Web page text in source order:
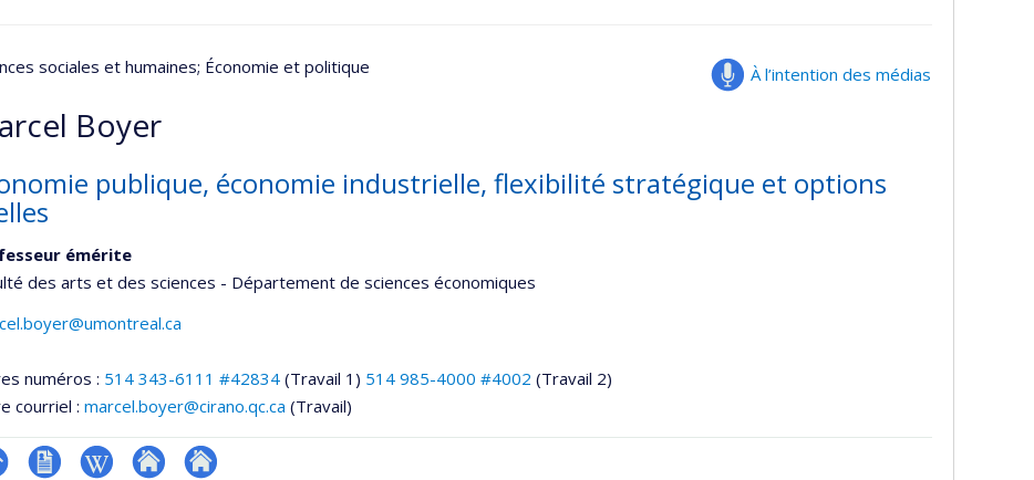
À l’intention des médias
sociales et humaines; Économie et politique
Boyer
publique, économie industrielle, flexibilité stratégique et options
émérite
des arts et des sciences - Département de sciences économiques
numéros : 514 343-6111 #42834 (Travail 1) 514 985-4000 #4002 (Travail 2)
courriel : marcel.boyer@cirano.qc.ca (Travail)